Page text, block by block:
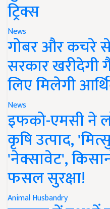
ट्रिक्स
News
गोबर और कचरे
सरकार खरीदेगी
लिए मिलेगी
News
इफको-एमसी ने
कृषि उत्पाद,
'नेक्सावेट',
फसल सुरक्षा!
Animal Husbandry